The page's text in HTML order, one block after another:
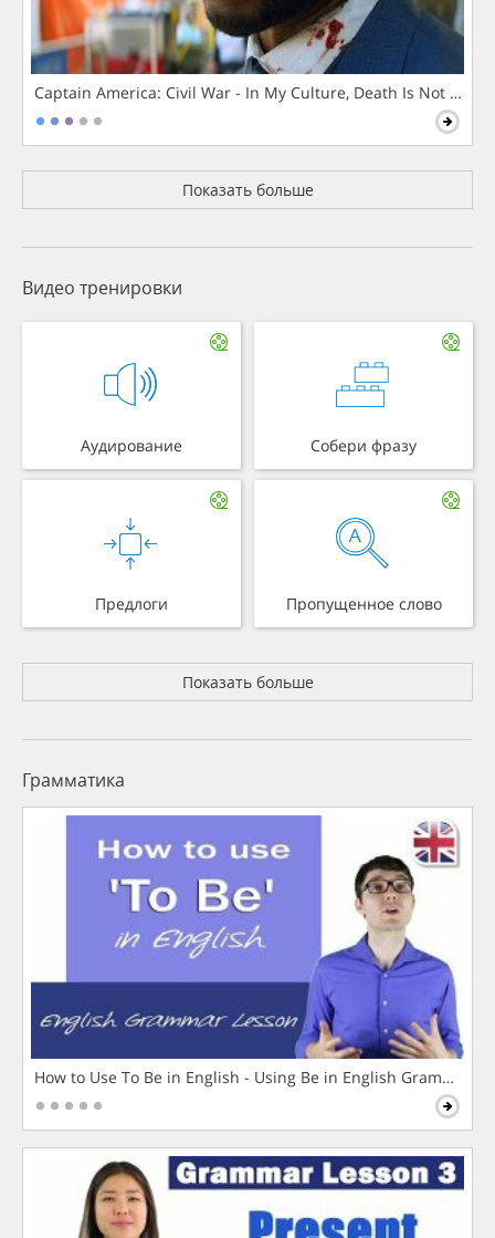
Captain America: Civil War - In My Culture, Death Is Not The
Показать больше
Видео тренировки
Аудирование Собери фразу
Предлоги Пропущенное слово
Показать больше
Грамматика
How to Use To Be in English - Using Be in English Grammar